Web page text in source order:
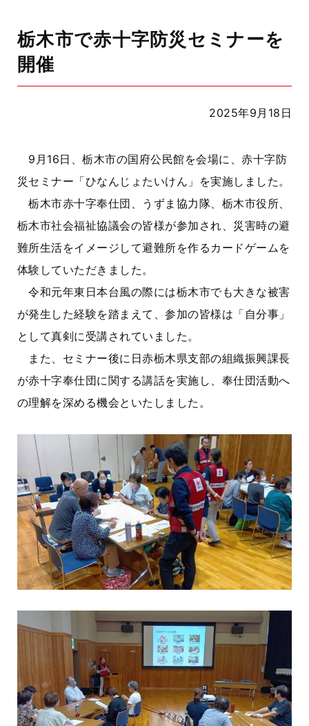
栃木市で赤十字防災セミナーを
開催
2025年9月18日
9月16日、栃木市の国府公民館を会場に、赤十字防
災セミナー「ひなんじょたいけん」を実施しました。
栃木市赤十字奉仕団、うずま協力隊、栃木市役所、
栃木市社会福祉協議会の皆様が参加され、災害時の避
難所生活をイメージして避難所を作るカードゲームを
体験していただきました。
令和元年東日本台風の際には栃木市でも大きな被害
が発生した経験を踏まえて、参加の皆様は「自分事」
として真剣に受講されていました。
また、セミナー後に日赤栃木県支部の組織振興課長
が赤十字奉仕団に関する講話を実施し、奉仕団活動へ
の理解を深める機会といたしました。